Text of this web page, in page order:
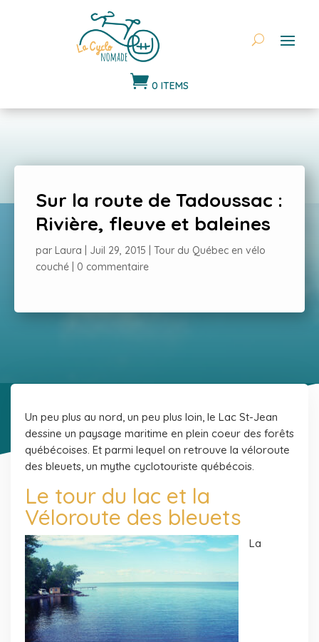
 0 ITEMS
Sur la route de Tadoussac :
Rivière, fleuve et baleines
par Laura Juil 29, 2015
Tour du Québec en vélo
couché
0 commentaire
Un peu plus au nord, un peu plus loin, le Lac St-Jean
dessine un paysage maritime en plein coeur des forêts
québécoises. Et parmi lequel on retrouve la véloroute
des bleuets, un mythe cyclotouriste québécois.
Le tour du lac et la
Véloroute des bleuets
La